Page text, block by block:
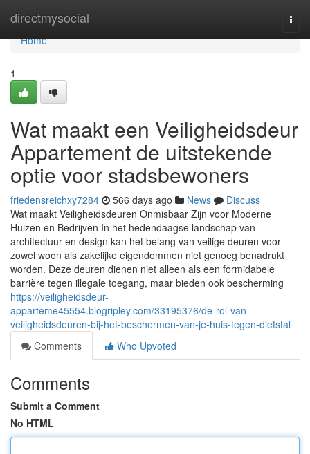
directmysocial
Home
Home
1
Wat maakt een Veiligheidsdeur
Appartement de uitstekende
optie voor stadsbewoners
friedensreichxy7284 566 days ago News
Discuss
Wat maakt Veiligheidsdeuren Onmisbaar Zijn voor Moderne
Huizen en Bedrijven In het hedendaagse landschap van
architectuur en design kan het belang van veilige deuren voor
zowel woon als zakelijke eigendommen niet genoeg benadrukt
worden. Deze deuren dienen niet alleen als een formidabele
barrière tegen illegale toegang, maar bieden ook bescherming
https://veiligheidsdeur-
apparteme45554.blogripley.com/33195376/de-rol-van-
veiligheidsdeuren-bij-het-beschermen-van-je-huis-tegen-diefstal
Comments
Who Upvoted
Comments
Submit a Comment
No HTML